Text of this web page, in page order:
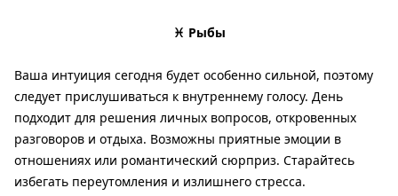
♓ Рыбы
Ваша интуиция сегодня будет особенно сильной, поэтому
следует прислушиваться к внутреннему голосу. День
подходит для решения личных вопросов, откровенных
разговоров и отдыха. Возможны приятные эмоции в
отношениях или романтический сюрприз. Старайтесь
избегать переутомления и излишнего стресса.